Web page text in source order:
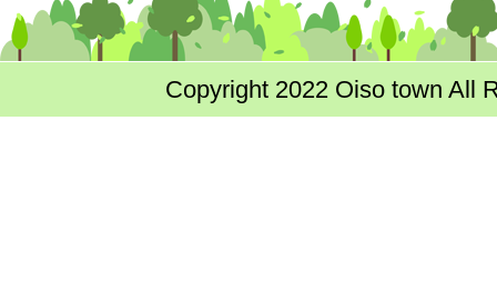
Copyright 2022 Oiso town All